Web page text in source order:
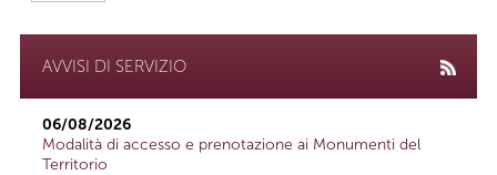
AVVISI DI SERVIZIO
06/08/2026
Modalità di accesso e prenotazione ai Monumenti del
Territorio